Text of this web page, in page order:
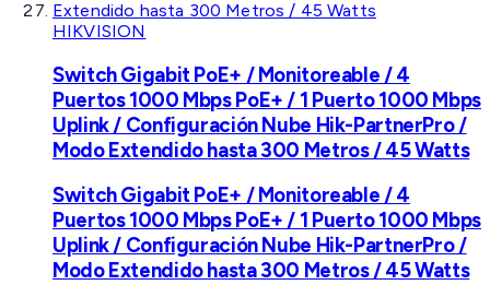
HIKVISION
Switch Gigabit PoE+ / Monitoreable / 4
Puertos 1000 Mbps PoE+ / 1 Puerto 1000 Mbps
Uplink / Configuración Nube Hik-PartnerPro /
Modo Extendido hasta 300 Metros / 45 Watts
Switch Gigabit PoE+ / Monitoreable / 4
Puertos 1000 Mbps PoE+ / 1 Puerto 1000 Mbps
Uplink / Configuración Nube Hik-PartnerPro /
Modo Extendido hasta 300 Metros / 45 Watts